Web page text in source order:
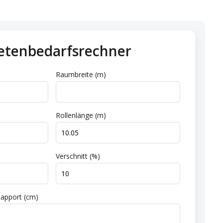
Raumbreite (m)
Rollenlänge (m)
Verschnitt (%)
(cm)